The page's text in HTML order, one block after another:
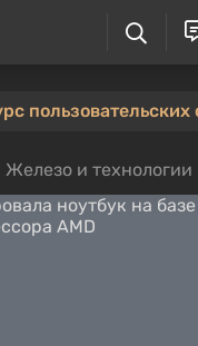
Железо и технологии